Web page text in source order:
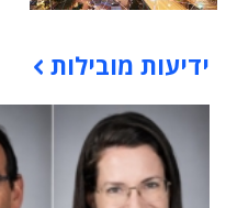
תוכן פרסומי
ידיעות מובילות